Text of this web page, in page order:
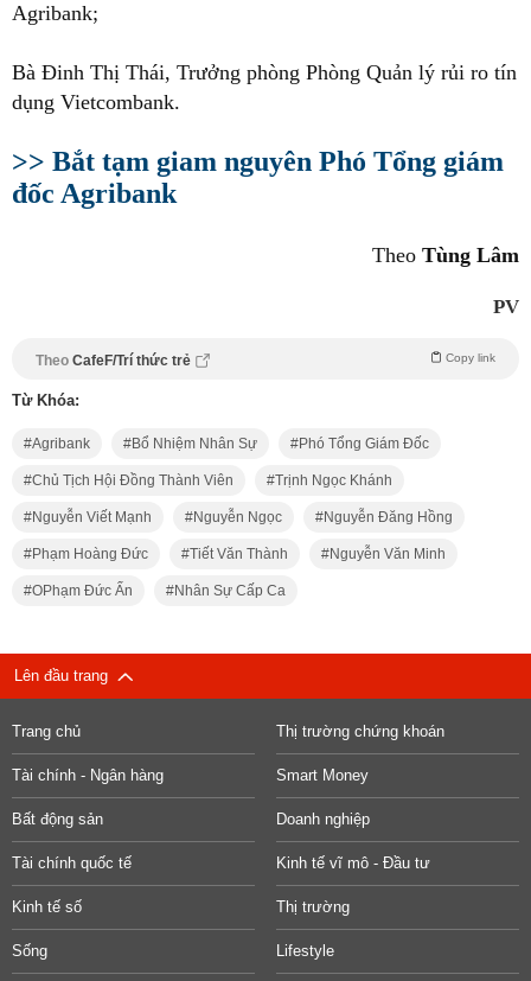
Agribank;
Bà Đinh Thị Thái, Trưởng phòng Phòng Quản lý rủi ro tín
dụng Vietcombank.
>> Bắt tạm giam nguyên Phó Tổng giám
đốc Agribank
Theo Tùng Lâm
PV
Theo CafeF/Trí thức trẻ Copy link
Từ Khóa:
Agribank Bổ Nhiệm Nhân Sự Phó Tổng Giám Đốc
Chủ Tịch Hội Đồng Thành Viên Trịnh Ngọc Khánh
Nguyễn Viết Mạnh Nguyễn Ngọc Nguyễn Đăng Hồng
Phạm Hoàng Đức Tiết Văn Thành Nguyễn Văn Minh
OPhạm Đức Ấn Nhân Sự Cấp Ca
Lên đầu trang
Trang chủ Thị trường chứng khoán
Tài chính - Ngân hàng Smart Money
Bất động sản Doanh nghiệp
Tài chính quốc tế Kinh tế vĩ mô - Đầu tư
Kinh tế số Thị trường
Sống Lifestyle